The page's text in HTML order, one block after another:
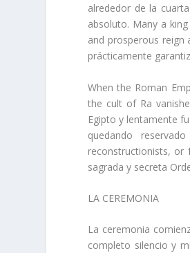
alrededor de la
absoluto. Many a
and prosperous reign
prácticamente
When the Roman
the cult of Ra
Egipto y lentamente
quedando
reconstructionists, or
sagrada y secreta
LA CEREMONIA
La ceremonia
completo silencio y